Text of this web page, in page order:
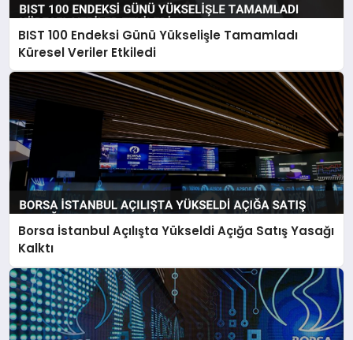
SIYASET
SPOR
TEKNOLOJI
YAŞAM
BIST 100 Endeksi Günü Yükselişle Tamamladı
Küresel Veriler Etkiledi
Borsa İstanbul Açılışta Yükseldi Açığa Satış Yasağı
Kalktı